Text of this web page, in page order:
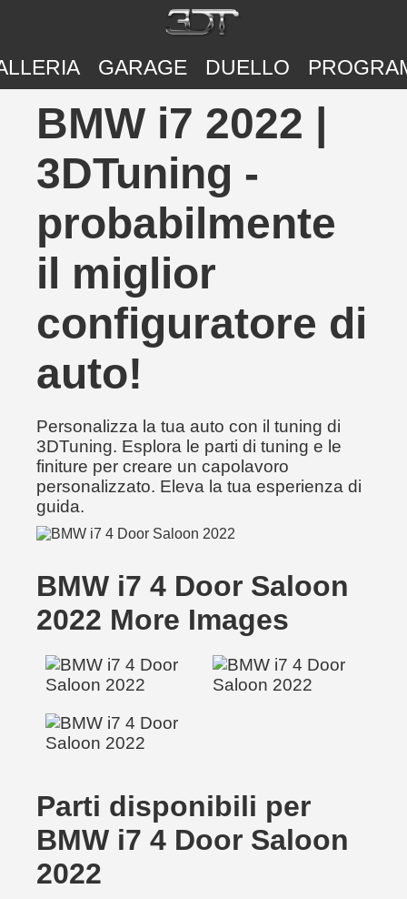
GARAGE DUELLO
BMW i7 2022 |
3DTuning -
probabilmente
il miglior
configuratore di
auto!
Personalizza la tua auto con il tuning di
3DTuning. Esplora le parti di tuning e le
finiture per creare un capolavoro
personalizzato. Eleva la tua esperienza di
guida.
BMW i7 4 Door Saloon
2022 More Images
Parti disponibili per
BMW i7 4 Door Saloon
2022